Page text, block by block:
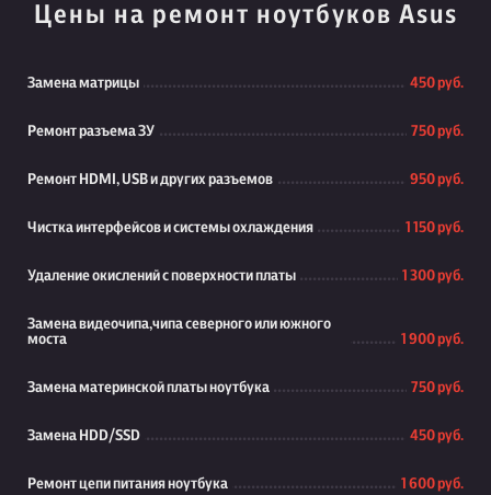
Цены на ремонт ноутбуков Asus
Замена матрицы 450 руб.
Ремонт разъема ЗУ 750 руб.
Ремонт HDMI, USB и других разъемов 950 руб.
Чистка интерфейсов и системы охлаждения 1 150 руб.
Удаление окислений с поверхности платы 1 300 руб.
Замена видеочипа,чипа северного или южного
моста
1 900 руб.
Замена материнской платы ноутбука 750 руб.
Замена HDD/SSD 450 руб.
Ремонт цепи питания ноутбука 1 600 руб.